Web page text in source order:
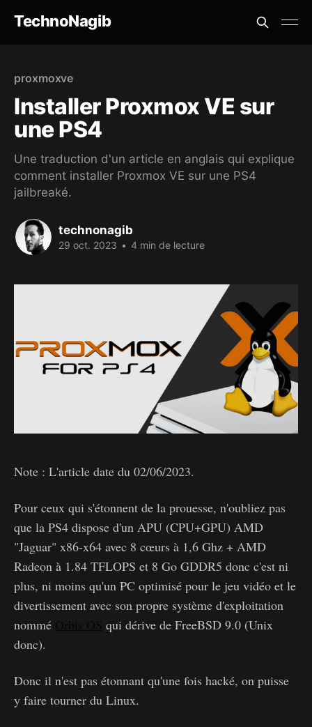
TechnoNagib
proxmoxve
Installer Proxmox VE sur
une PS4
Une traduction d'un article en anglais qui explique
comment installer Proxmox VE sur une PS4
jailbreaké.
technonagib
29 oct. 2023 • 4 min de lecture
Note : L'article date du 02/06/2023.
Pour ceux qui s'étonnent de la prouesse, n'oubliez pas
que la PS4 dispose d'un APU (CPU+GPU) AMD
"Jaguar" x86-x64 avec 8 cœurs à 1,6 Ghz + AMD
Radeon à 1.84 TFLOPS et 8 Go GDDR5 donc c'est ni
plus, ni moins qu'un PC optimisé pour le jeu vidéo et le
divertissement avec son propre système d'exploitation
nommé
qui dérive de FreeBSD 9.0 (Unix
donc).
Donc il n'est pas étonnant qu'une fois hacké, on puisse
y faire tourner du Linux.